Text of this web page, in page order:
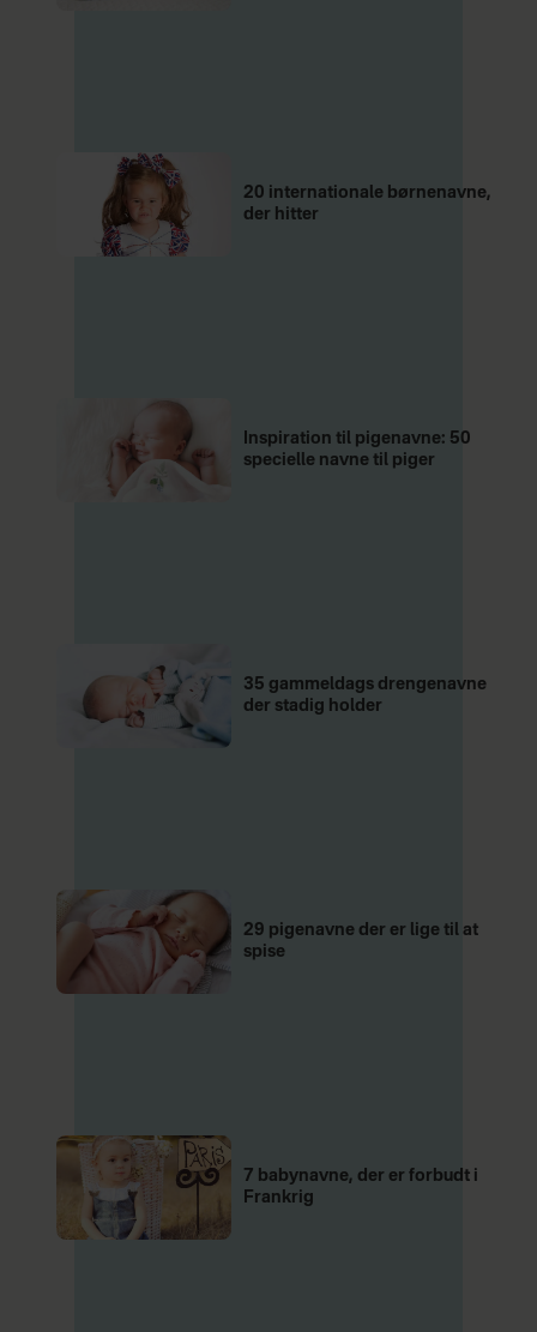
20 internationale børnenavne,
der hitter
Inspiration til pigenavne: 50
specielle navne til piger
35 gammeldags drengenavne
der stadig holder
29 pigenavne der er lige til at
spise
7 babynavne, der er forbudt i
Frankrig